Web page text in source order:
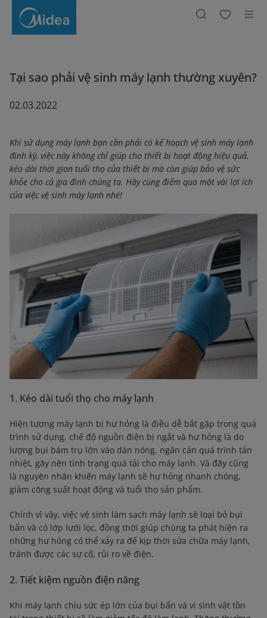
Tại sao phải vệ sinh máy lạnh thường xuyên?
02.03.2022
Khi sử dụng máy lạnh bạn cần phải có kế hoạch vệ sinh máy lạnh
định kỳ, việc này không chỉ giúp cho thiết bị hoạt động hiệu quả,
kéo dài thời gian tuổi thọ của thiết bị mà còn giúp bảo vệ sức
khỏe cho cả gia đình chúng ta. Hãy cùng điểm qua một vài lợi ích
của việc vệ sinh máy lạnh nhé!
1. Kéo dài tuổi thọ cho máy lạnh
Hiện tượng máy lạnh bị hư hỏng là điều dễ bắt gặp trong quá
trình sử dụng, chế độ nguồn điện bị ngắt và hư hỏng là do
lượng bụi bám trụ lớn vào dàn nóng, ngăn cản quá trình tản
nhiệt, gây nên tình trạng quá tải cho máy lạnh. Và đây cũng
là nguyên nhân khiến máy lạnh sẽ hư hỏng nhanh chóng,
giảm công suất hoạt động và tuổi thọ sản phẩm.
Chính vì vậy, việc vệ sinh làm sạch máy lạnh sẽ loại bỏ bụi
bẩn và có lớp lưới lọc, đồng thời giúp chúng ta phát hiện ra
những hư hỏng có thể xảy ra để kịp thời sửa chữa máy lạnh,
tránh được các sự cố, rủi ro về điện.
2. Tiết kiệm nguồn điện năng
Khi máy lạnh chịu sức ép lớn của bụi bẩn và vi sinh vật tồn